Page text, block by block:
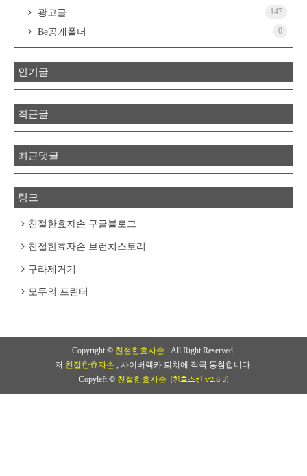
광고글 147
Be공개폴더 0
인기글
최근글
최근댓글
링크
친절한효자손 구글블로그
친절한효자손 브런치스토리
구라제거기
모두의 프린터
Copyright © 친절한효자손 . All Right Reserved.
저 친절한효자손 , 사이버렉카 퇴치에 적극 동참합니다.
Copyleft © 친절한효자손 (친효스킨 v2.6.3)